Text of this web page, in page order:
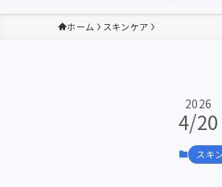
ホーム スキンケア
2026
4/20
スキ